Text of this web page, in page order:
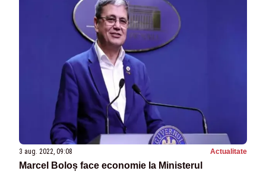
3 aug. 2022, 09:08 Actualitate
Marcel Boloș face economie la Ministerul